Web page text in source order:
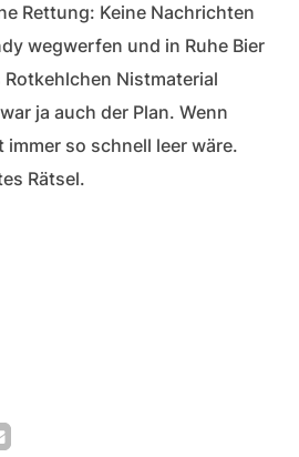
Rettung: Keine Nachrichten
wegwerfen und in Ruhe Bier
Nistmaterial
ja auch der Plan. Wenn
so schnell leer wäre.
Rätsel.